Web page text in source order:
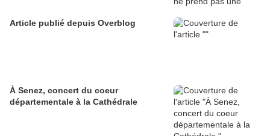
Article publié depuis Overblog
À Senez, concert du coeur
départementale à la Cathédrale